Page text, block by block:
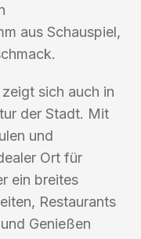
aus Schauspiel,
sich auch in
der Stadt. Mit
und
Ort für
ein breites
Restaurants
Genießen